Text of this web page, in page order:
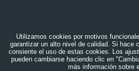
Utilizamos cookies por motivos
garantizar un alto nivel de calidad. Si hace
consiente el uso de estas cookies. Los
pueden cambiarse haciendo clic en
más información sobre